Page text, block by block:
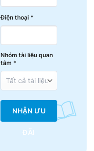
Điện thoại *
Nhóm tài liệu quan
tâm *
NHẬN ƯU
ĐÃI